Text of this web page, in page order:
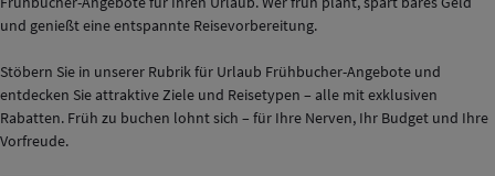
und genießt eine entspannte Reisevorbereitung.
Stöbern Sie in unserer Rubrik für Urlaub Frühbucher-Angebote und
entdecken Sie attraktive Ziele und Reisetypen – alle mit exklusiven
Rabatten. Früh zu buchen lohnt sich – für Ihre Nerven, Ihr Budget und Ihre
Vorfreude.